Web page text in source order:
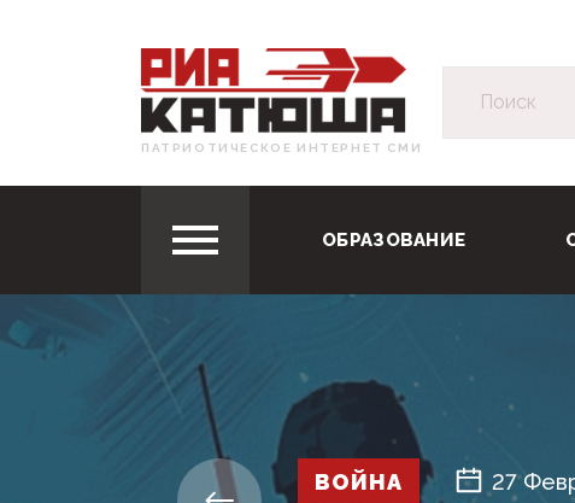
ПАТРИОТИЧЕСКОЕ ИНТЕРНЕТ СМИ
ОБРАЗОВАНИЕ
ВОЙНА 27